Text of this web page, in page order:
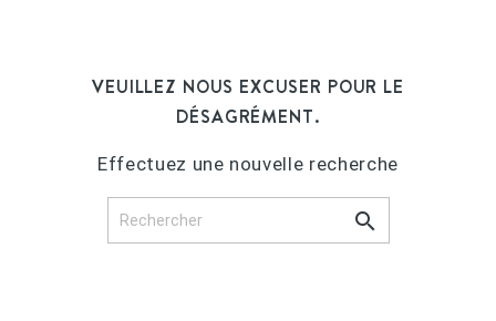
VEUILLEZ NOUS EXCUSER POUR LE
DÉSAGRÉMENT.
Effectuez une nouvelle recherche
